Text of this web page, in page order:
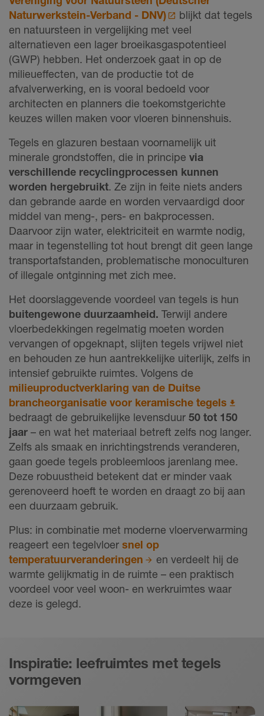
Naturwerkstein-Verband - DNV)
blijkt dat tegels
en natuursteen in vergelijking met veel
alternatieven een lager broeikasgaspotentieel
(GWP) hebben. Het onderzoek gaat in op de
milieueffecten, van de productie tot de
afvalverwerking, en is vooral bedoeld voor
architecten en planners die toekomstgerichte
keuzes willen maken voor vloeren binnenshuis.
Tegels en glazuren bestaan voornamelijk uit
minerale grondstoffen, die in principe via
verschillende recyclingprocessen kunnen
worden hergebruikt. Ze zijn in feite niets anders
dan gebrande aarde en worden vervaardigd door
middel van meng-, pers- en bakprocessen.
Daarvoor zijn water, elektriciteit en warmte nodig,
maar in tegenstelling tot hout brengt dit geen lange
transportafstanden, problematische monoculturen
of illegale ontginning met zich mee.
Het doorslaggevende voordeel van tegels is hun
buitengewone duurzaamheid. Terwijl andere
vloerbedekkingen regelmatig moeten worden
vervangen of opgeknapt, slijten tegels vrijwel niet
en behouden ze hun aantrekkelijke uiterlijk, zelfs in
intensief gebruikte ruimtes. Volgens de
milieuproductverklaring van de Duitse
brancheorganisatie voor keramische tegels
bedraagt de gebruikelijke levensduur 50 tot 150
jaar – en wat het materiaal betreft zelfs nog langer.
Zelfs als smaak en inrichtingstrends veranderen,
gaan goede tegels probleemloos jarenlang mee.
Deze robuustheid betekent dat er minder vaak
gerenoveerd hoeft te worden en draagt zo bij aan
een duurzaam gebruik.
Plus: in combinatie met moderne vloerverwarming
reageert een tegelvloer snel op
temperatuurveranderingen
en verdeelt hij de
warmte gelijkmatig in de ruimte – een praktisch
voordeel voor veel woon- en werkruimtes waar
deze is gelegd.
Inspiratie: leefruimtes met tegels
vormgeven